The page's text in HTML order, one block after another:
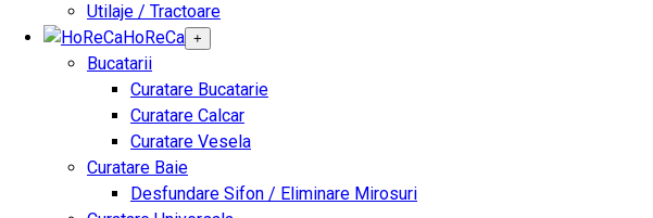
Utilaje / Tractoare
HoReCa +
Bucatarii
Curatare Bucatarie
Curatare Calcar
Curatare Vesela
Curatare Baie
Desfundare Sifon / Eliminare Mirosuri